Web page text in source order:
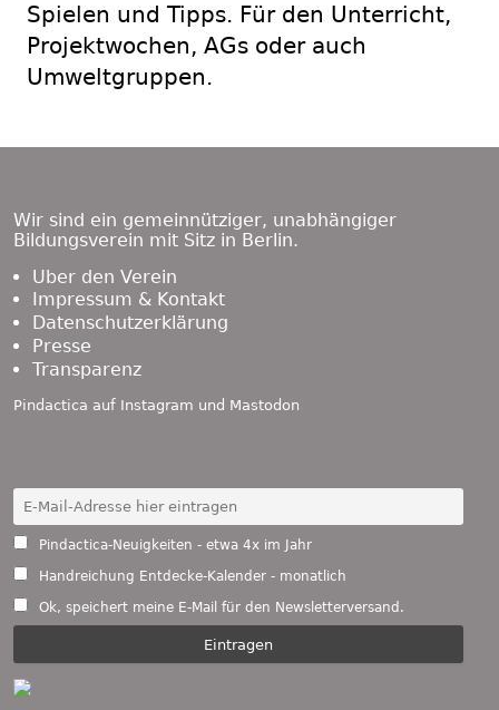
Spielen und Tipps. Für den Unterricht,
Projektwochen, AGs oder auch
Umweltgruppen.
Wir sind ein gemeinnütziger, unabhängiger
Bildungsverein mit Sitz in Berlin.
Über den Verein
Impressum & Kontakt
Datenschutzerklärung
Presse
Transparenz
Pindactica auf Instagram und Mastodon
Pindactica-Neuigkeiten - etwa 4x im Jahr
Handreichung Entdecke-Kalender - monatlich
Ok, speichert meine E-Mail für den Newsletterversand.